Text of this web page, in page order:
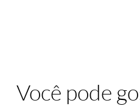
Você pode